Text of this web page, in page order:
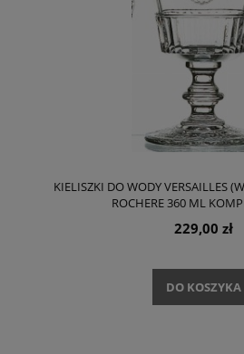
KIELISZKI DO WODY VERSAILLES
ROCHERE 360 ML
229,00 zł
DO KOSZYKA